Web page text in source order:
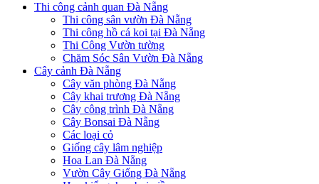
Thi công cảnh quan Đà Nẵng
Thi công sân vườn Đà Nẵng
Thi công hồ cá koi tại Đà Nẵng
Thi Công Vườn tường
Chăm Sóc Sân Vườn Đà Nẵng
Cây cảnh Đà Nẵng
Cây văn phòng Đà Nẵng
Cây khai trương Đà Nẵng
Cây công trình Đà Nẵng
Cây Bonsai Đà Nẵng
Các loại cỏ
Giống cây lâm nghiệp
Hoa Lan Đà Nẵng
Vườn Cây Giống Đà Nẵng